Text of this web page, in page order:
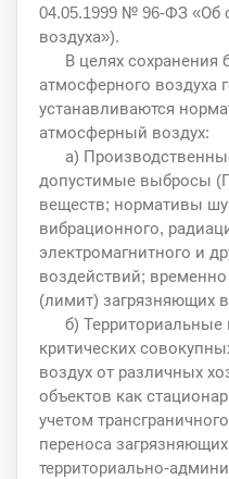
04.05.1999 № 96-ФЗ «Об
воздуха»).
В целях сохранения
атмосферного воздуха
устанавливаются
атмосферный воздух:
а)
допустимые выбросы
веществ; нормативы
вибрационного,
электромагнитного и
воздействий;
(лимит) загрязняющих
б)
критических
воздух от различных
объектов как
учетом
переноса
территориально-